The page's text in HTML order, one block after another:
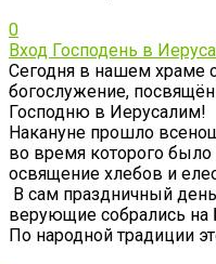
0
Вход Господень в
Сегодня в нашем храме
богослужение,
Господню в Иерусалим!
Накануне прошло
во время которого
освящение хлебов и
В сам праздничный день
верующие собрались
По народной традиции